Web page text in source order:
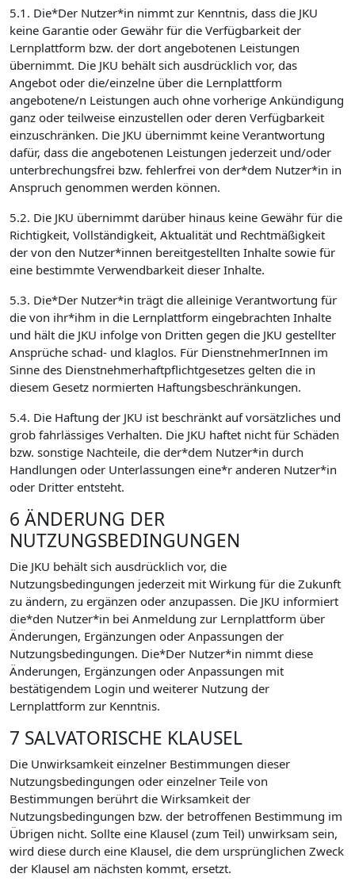
5.1. Die*Der Nutzer*in nimmt zur Kenntnis, dass die JKU
keine Garantie oder Gewähr für die Verfügbarkeit der
Lernplattform bzw. der dort angebotenen Leistungen
übernimmt. Die JKU behält sich ausdrücklich vor, das
Angebot oder die/einzelne über die Lernplattform
angebotene/n Leistungen auch ohne vorherige Ankündigung
ganz oder teilweise einzustellen oder deren Verfügbarkeit
einzuschränken. Die JKU übernimmt keine Verantwortung
dafür, dass die angebotenen Leistungen jederzeit und/oder
unterbrechungsfrei bzw. fehlerfrei von der*dem Nutzer*in in
Anspruch genommen werden können.
5.2. Die JKU übernimmt darüber hinaus keine Gewähr für die
Richtigkeit, Vollständigkeit, Aktualität und Rechtmäßigkeit
der von den Nutzer*innen bereitgestellten Inhalte sowie für
eine bestimmte Verwendbarkeit dieser Inhalte.
5.3. Die*Der Nutzer*in trägt die alleinige Verantwortung für
die von ihr*ihm in die Lernplattform eingebrachten Inhalte
und hält die JKU infolge von Dritten gegen die JKU gestellter
Ansprüche schad- und klaglos. Für DienstnehmerInnen im
Sinne des Dienstnehmerhaftpflichtgesetzes gelten die in
diesem Gesetz normierten Haftungsbeschränkungen.
5.4. Die Haftung der JKU ist beschränkt auf vorsätzliches und
grob fahrlässiges Verhalten. Die JKU haftet nicht für Schäden
bzw. sonstige Nachteile, die der*dem Nutzer*in durch
Handlungen oder Unterlassungen eine*r anderen Nutzer*in
oder Dritter entsteht.
6 ÄNDERUNG DER
NUTZUNGSBEDINGUNGEN
Die JKU behält sich ausdrücklich vor, die
Nutzungsbedingungen jederzeit mit Wirkung für die Zukunft
zu ändern, zu ergänzen oder anzupassen. Die JKU informiert
die*den Nutzer*in bei Anmeldung zur Lernplattform über
Änderungen, Ergänzungen oder Anpassungen der
Nutzungsbedingungen. Die*Der Nutzer*in nimmt diese
Änderungen, Ergänzungen oder Anpassungen mit
bestätigendem Login und weiterer Nutzung der
Lernplattform zur Kenntnis.
7 SALVATORISCHE KLAUSEL
Die Unwirksamkeit einzelner Bestimmungen dieser
Nutzungsbedingungen oder einzelner Teile von
Bestimmungen berührt die Wirksamkeit der
Nutzungsbedingungen bzw. der betroffenen Bestimmung im
Übrigen nicht. Sollte eine Klausel (zum Teil) unwirksam sein,
wird diese durch eine Klausel, die dem ursprünglichen Zweck
der Klausel am nächsten kommt, ersetzt.